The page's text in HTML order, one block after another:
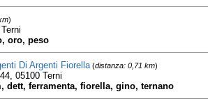
)
oro, peso
Di Argenti Fiorella(distanza: 0,71 km)
05100 Terni
dett, ferramenta, fiorella, gino, ternano